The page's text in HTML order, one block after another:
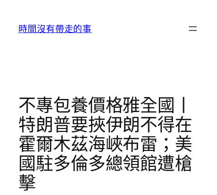
時間沒有帶走的事
不專包養價格雅全國丨
特朗普要挾伊朗不得在
霍爾木茲海峽布雷；美
國駐多倫多總領館遭槍
擊